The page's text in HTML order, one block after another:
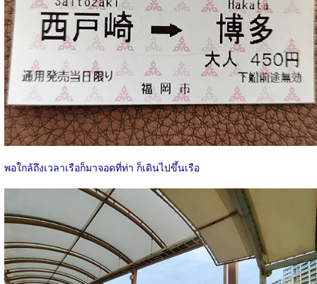
พอใกล้ถึงเวลาเรือก็มาจอดที่ท่า ก็เดินไปขึ้นเรือ